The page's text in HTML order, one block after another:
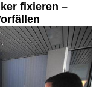
fixieren –